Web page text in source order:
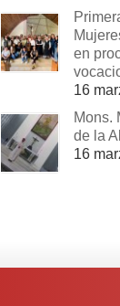
en
16
Mons.
de la
16